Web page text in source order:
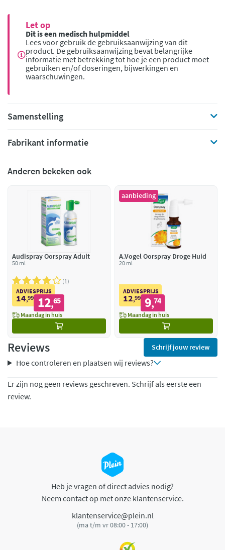
Let op
Dit is een medisch hulpmiddel
Lees voor gebruik de gebruiksaanwijzing van dit
product. De gebruiksaanwijzing bevat belangrijke
informatie met betrekking tot hoe je een product moet
gebruiken en/of doseringen, bijwerkingen en
waarschuwingen.
Samenstelling
Fabrikant informatie
Anderen bekeken ook
Audispray Oorspray Adult
50 ml
1
ADVIESPRIJS
14,99 12,65
Maandag in huis
aanbieding
A.Vogel Oorspray Droge Huid
20 ml
ADVIESPRIJS
12,99 9,74
Maandag in huis
Reviews Schrijf jouw review
Hoe controleren en plaatsen wij reviews?
Er zijn nog geen reviews geschreven. Schrijf als eerste een
review.
Heb je vragen of direct advies nodig?
Neem contact op met onze klantenservice.
klantenservice@plein.nl
(ma t/m vr 08:00 - 17:00)